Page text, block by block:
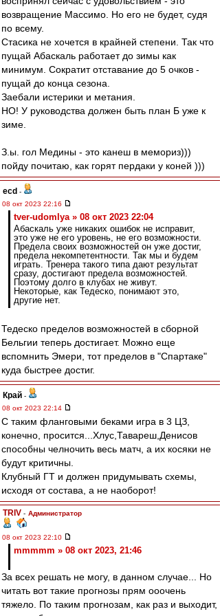
возвращение Массимо. Но его не будет, судя
по всему.
Стасика не хочется в крайней степени. Так что
пущай Абаскаль работает до зимы как
минимум. Сократит отставание до 5 очков -
пущай до конца сезона.
Заебали истерики и метания.
НО! У руководства должен быть план Б уже к
зиме.
З.ы. гол Медины - это канеш в мемориз)))
пойду почитаю, как горят пердаки у коней )))
ecd -
08 окт 2023 22:16
tver-udomlya » 08 окт 2023 22:04
Абаскаль уже никаких ошибок не исправит,
это уже не его уровень, не его возможности.
Предела своих возможностей он уже достиг,
предела некомпетентности. Так мы и будем
играть. Тренера такого типа дают результат
сразу, достигают предела возможностей.
Поэтому долго в клубах не живут.
Некоторые, как Тедеско, понимают это,
другие нет.
Тедеско пределов возможностей в сборной
Бельгии теперь достигает. Можно еще
вспомнить Эмери, тот пределов в "Спартаке"
куда быстрее достиг.
Край -
08 окт 2023 22:14
С таким фланговыми беками игра в 3 ЦЗ,
конечно, просится...Хлус,Тавареш,Денисов
способны челночить весь матч, а их косяки не
будут критичны.
Клубный ГТ и должен придумывать схемы,
исходя от состава, а не наоборот!
TRIV - Администратор
08 окт 2023 22:10
mmmmm » 08 окт 2023, 21:46
За всех решать не могу, в данном случае... Но
читать вот такие прогнозы прям ооочень
тяжело. По таким прогнозам, как раз и выходит,